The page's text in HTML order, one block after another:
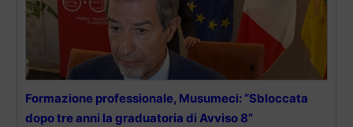
Formazione professionale, Musumeci: “Sbloccata
dopo tre anni la graduatoria di Avviso 8”